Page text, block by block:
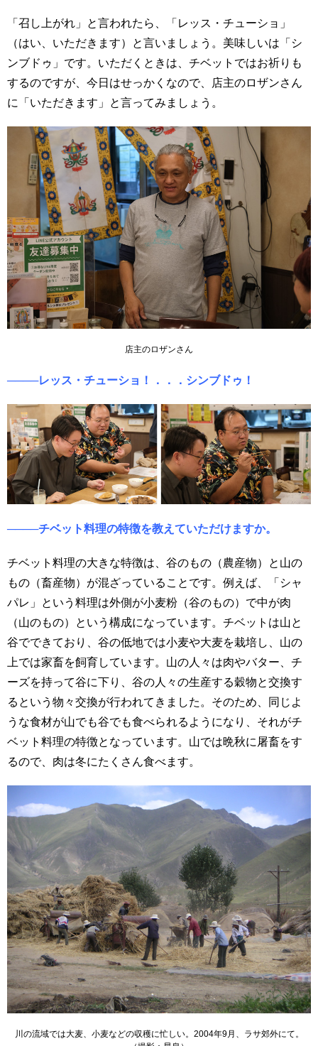
「召し上がれ」と言われたら、「レッス・チューショ」
（はい、いただきます）と言いましょう。美味しいは「シ
ンブドゥ」です。いただくときは、チベットではお祈りも
するのですが、今日はせっかくなので、店主のロザンさん
に「いただきます」と言ってみましょう。
店主のロザンさん
────レッス・チューショ！．．．シンブドゥ！
────チベット料理の特徴を教えていただけますか。
チベット料理の大きな特徴は、谷のもの（農産物）と山の
もの（畜産物）が混ざっていることです。例えば、「シャ
パレ」という料理は外側が小麦粉（谷のもの）で中が肉
（山のもの）という構成になっています。チベットは山と
谷でできており、谷の低地では小麦や大麦を栽培し、山の
上では家畜を飼育しています。山の人々は肉やバター、チ
ーズを持って谷に下り、谷の人々の生産する穀物と交換す
るという物々交換が行われてきました。そのため、同じよ
うな食材が山でも谷でも食べられるようになり、それがチ
ベット料理の特徴となっています。山では晩秋に屠畜をす
るので、肉は冬にたくさん食べます。
川の流域では大麦、小麦などの収穫に忙しい。2004年9月、ラサ郊外にて。